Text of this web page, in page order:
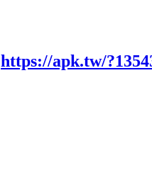
https://apk.tw/